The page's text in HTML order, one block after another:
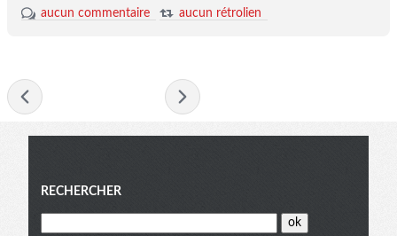
aucun commentaire
aucun rétrolien
Menu
RECHERCHER